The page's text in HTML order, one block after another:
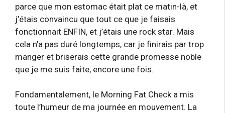
parce que mon estomac était plat ce matin-là, et
j’étais convaincu que tout ce que je faisais
fonctionnait ENFIN, et j’étais une rock star. Mais
cela n’a pas duré longtemps, car je finirais par trop
manger et briserais cette grande promesse noble
que je me suis faite, encore une fois.
Fondamentalement, le Morning Fat Check a mis
toute l’humeur de ma journée en mouvement. La